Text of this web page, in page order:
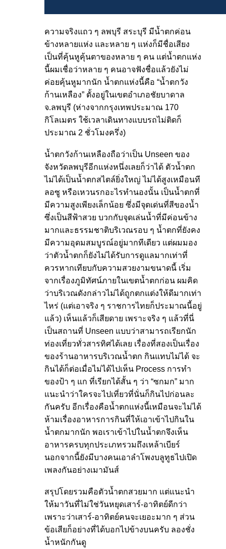
ความจริงแถว ๆ ลพบุรี สระบุรี มีน้ำตกค่อน
ข้างหลายแห่ง และหลาย ๆ แห่งก็มีชื่อเสียง
เป็นที่คุ้นหูคุ้นตาของหลาย ๆ คน แต่น้ำตกแห่ง
นี้ผมเชื่อว่าหลาย ๆ คนอาจฟังชื่อแล้วยังไม่
ค่อยคุ้นหูมากนัก น้ำตกแห่งนี้คือ “น้ำตกวัง
ก้านเหลือง” ตั้งอยู่ในเขตอำเภอชัยบาดาล
จ.ลพบุรี (ห่างจากกรุงเทพประมาณ 170
กิโลเมตร ใช้เวลาเดินทางแบบรถไม่ติดก็
ประมาณ 2 ชั่วโมงครึ่ง)
น้ำตกวังก้านเหลืองถือว่าเป็น Unseen ของ
จังหวัดลพบุรีอีกแห่งหนึ่งเลยก็ว่าได้ ตัวน้ำตก
ไม่ได้เป็นน้ำตกสไตล์ยิ่งใหญ่ ไม่ได้สูงเหมือนที
ลอซู หรือเหวนรกอะไรทำนองนั้น เป็นน้ำตกที่
มีความสูงเพียงเล็กน้อย ซึ่งมีจุดเด่นที่สีของน้ำ
ซึ่งเป็นสีฟ้าสวย บวกกับจุดเล่นน้ำที่มีค่อนข้าง
มากและธรรมชาติบริเวณรอบ ๆ น้ำตกที่ยังคง
มีความอุดมสมบูรณ์อยู่มากทีเดียว แต่ผมมอง
ว่าตัวน้ำตกก็ยังไม่ได้รับการดูแลมากเท่าที่
ควรหากเทียบกับความสวยงามขนาดนี้ เริ่ม
จากเรื่องภูมิทัศน์ภายในเขตน้ำตกก่อน ผมคิด
ว่าบริเวณดังกล่าวไม่ได้ถูกตกแต่งให้ดีมากเท่า
ไหร่ (แต่เอาจริง ๆ ราชการไทยก็ประมาณนี้อยู่
แล้ว) เห็นแล้วก็เสียดาย เพราะจริง ๆ แล้วที่นี่
เป็นสถานที่ Unseen แบบว่าสามารถเรียกนัก
ท่องเที่ยวทั่วสารทิศได้เลย เรื่องที่สองเป็นเรื่อง
ของร้านอาหารบริเวณน้ำตก กินแทบไม่ได้ จะ
กินได้ก็ต่อเมื่อไม่ได้ไปเห็น Process การทำ
ของป้า ๆ แก ที่เรียกได้สั้น ๆ ว่า “ซกมก” มาก
แนะนำว่าใครจะไปเที่ยวที่นั่นก็กินไปก่อนละ
กันครับ อีกเรื่องคือน้ำตกแห่งนี้เหมือนจะไม่ได้
ห้ามเรื่องอาหารการกินที่ให้เอาเข้าไปกินใน
น้ำตกมากนัก พอเราเข้าไปในน้ำตกจึงเห็น
อาหารครบทุกประเภทรวมถึงเหล้าเบียร์
นอกจากนี้ยังมีบางคนเอาลำโพงบลูทูธไปเปิด
เพลงกันอย่างเมามันส์
สรุปโดยรวมคือตัวน้ำตกสวยมาก แต่แนะนำ
ให้มาวันที่ไม่ใช่วันหยุดเสาร์-อาทิตย์ดีกว่า
เพราะว่าเสาร์-อาทิตย์คนจะเยอะมาก ๆ ส่วน
ข้อเสียก็อย่างที่ได้บอกไปข้างบนครับ ลองชั่ง
น้ำหนักกันดู